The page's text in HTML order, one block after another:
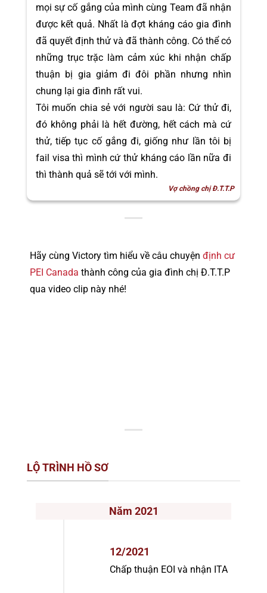
mọi sự cố gắng của mình cùng Team đã nhận
được kết quả. Nhất là đợt kháng cáo gia đình
đã quyết định thử và đã thành công. Có thể có
những trục trặc làm cảm xúc khi nhận chấp
thuận bị gia giảm đi đôi phần nhưng nhìn
chung lại gia đình rất vui.
Tôi muốn chia sẻ với người sau là: Cứ thử đi,
đó không phải là hết đường, hết cách mà cứ
thử, tiếp tục cố gắng đi, giống như lần tôi bị
fail visa thì mình cứ thử kháng cáo lần nữa đi
thì thành quả sẽ tới với mình.
Vợ chồng chị Đ.T.T.P
Hãy cùng Victory tìm hiểu về câu chuyện định cư
PEI Canada thành công của gia đình chị Đ.T.T.P
qua video clip này nhé!
LỘ TRÌNH HỒ SƠ
Năm 2021
12/2021
Chấp thuận EOI và nhận ITA